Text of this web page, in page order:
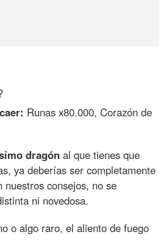
Runas x80.000, Corazón de
dragón al que tienes que
ya deberías ser completamente
consejos, no se
ni novedosa.
o algo raro, el aliento de fuego